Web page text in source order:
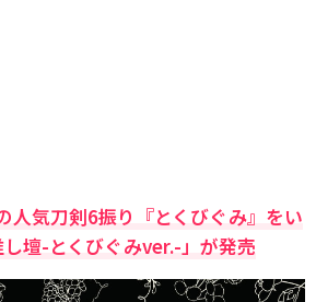
人気刀剣6振り『とくびぐみ』をい
壇-とくびぐみver.-」が発売